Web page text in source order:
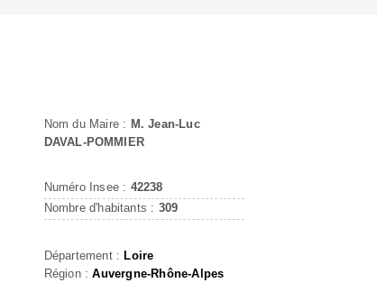
Nom du Maire : M. Jean-Luc
DAVAL-POMMIER
Numéro Insee : 42238
Nombre d'habitants : 309
Département : Loire
Région :Auvergne-Rhône-Alpes